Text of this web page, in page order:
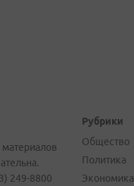
249-8800
Рубрики
Общество
Политика
Экономика